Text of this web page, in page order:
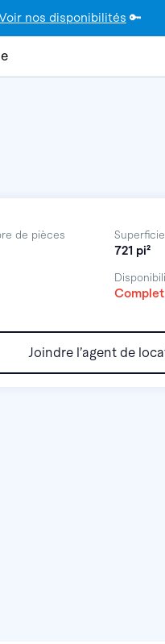
nos disponibilités 🔑
de pièces
721 pi²
Complet
Joindre l’agent de